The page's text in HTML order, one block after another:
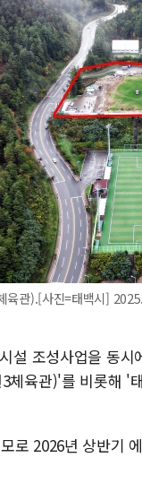
체육관).[사진=태백시]
설 조성사업을 동
체육관)'를 비롯해 '
로 2026년 상반기